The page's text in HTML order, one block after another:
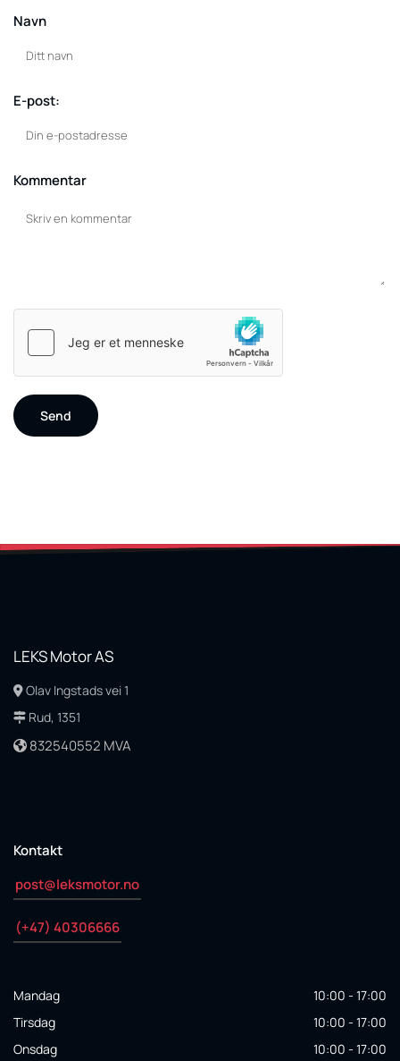
Navn
E-post:
Kommentar
LEKS Motor AS
 Olav Ingstads vei 1
 Rud, 1351
 832540552 MVA
Kontakt
post@leksmotor.no
(+47) 40306666
Mandag
10:00 - 17:00
Tirsdag
10:00 - 17:00
Onsdag
10:00 - 17:00